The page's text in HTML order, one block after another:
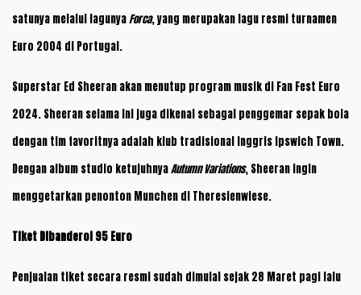
satunya melalui lagunyaForca, yang merupakan lagu resmi turnamen
Euro 2004 di Portugal.
Superstar Ed Sheeran akan menutup program musik di Fan Fest Euro
2024. Sheeran selama ini juga dikenal sebagai penggemar sepak bola
dengan tim favoritnya adalah klub tradisional Inggris Ipswich Town.
Dengan album studio ketujuhnyaAutumn Variations, Sheeran ingin
menggetarkan penonton Munchen di Theresienwiese.
Tiket Dibanderol 95 Euro
Penjualan tiket secara resmi sudah dimulai sejak 28 Maret pagi lalu